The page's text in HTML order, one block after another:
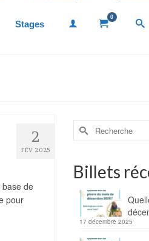
Stages
0
2
FÉV 2025
base de
pour
Billets
17 décembre 2025